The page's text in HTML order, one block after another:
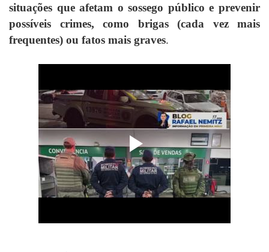
situações que afetam o sossego público e prevenir
possíveis crimes, como brigas (cada vez mais
frequentes) ou fatos mais graves.